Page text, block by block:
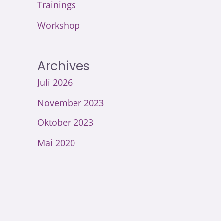
Trainings
Workshop
Archives
Juli 2026
November 2023
Oktober 2023
Mai 2020